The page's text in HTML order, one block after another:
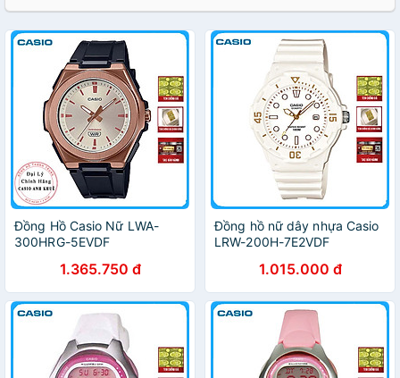
Đồng Hồ Casio Nữ LWA-
300HRG-5EVDF
1.365.750 đ
Đồng hồ nữ dây nhựa Casio
LRW-200H-7E2VDF
1.015.000 đ